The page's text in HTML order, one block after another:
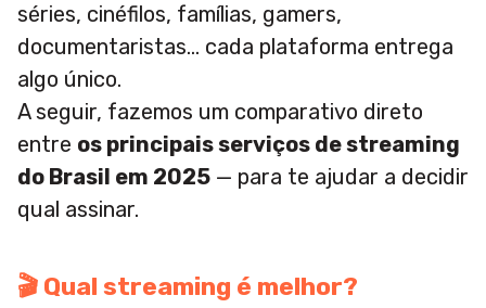
séries, cinéfilos, famílias, gamers,
documentaristas… cada plataforma entrega
algo único.
A seguir, fazemos um comparativo direto
entre os principais serviços de streaming
do Brasil em 2025 — para te ajudar a decidir
qual assinar.
🎬 Qual streaming é melhor?